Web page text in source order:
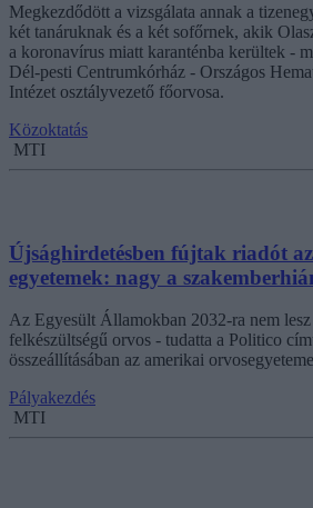
Megkezdődött a vizsgálata annak a
két tanáruknak és a két sofőrnek, akik
a koronavírus miatt karanténba kerültek -
Dél-pesti Centrumkórház - Országos
Intézet osztályvezető főorvosa.
Közoktatás
MTI
Újsághirdetésben fújtak riadót
egyetemek: nagy a
Az Egyesült Államokban 2032-ra nem
felkészültségű orvos - tudatta a Politico
összeállításában az amerikai
Pályakezdés
MTI